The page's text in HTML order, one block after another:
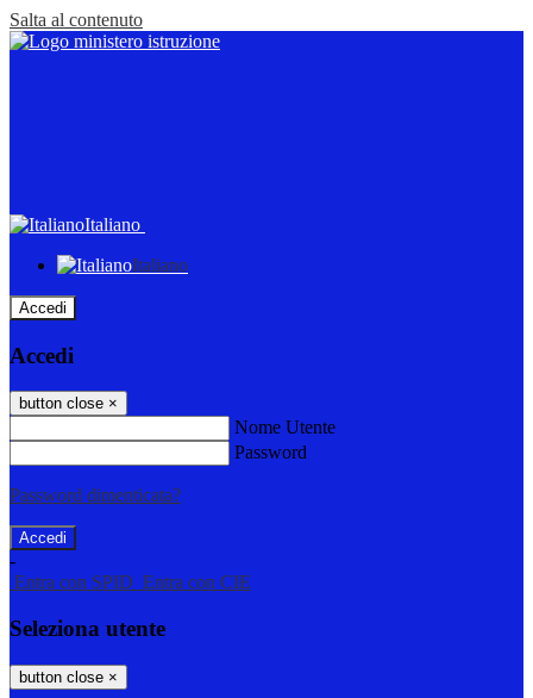
Salta al contenuto
Italiano
Italiano
Accedi
Accedi
button close ×
Nome Utente
Password
Password dimenticata?
-
Entra con SPID Entra con CIE
Seleziona utente
button close ×